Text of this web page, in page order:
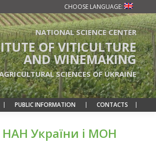
CHOOSE LANGUAGE:
NATIONAL SCIENCE CENTER
OF VITICULTURE
AND WINEMAKING
SCIENCES OF UKRAINE
PUBLIC INFORMATION CONTACTS
України і МОН